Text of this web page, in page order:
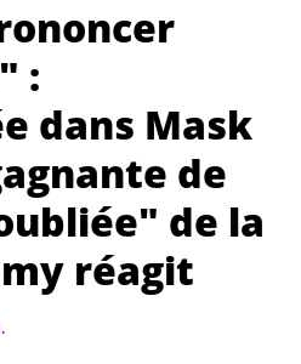
:
dans Mask
de
de la
réagit